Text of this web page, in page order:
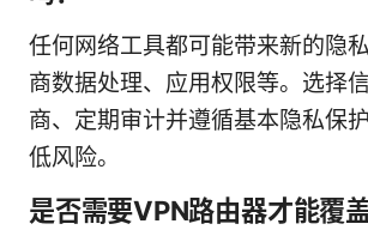
任何网络工具都可能带来新的隐
商数据处理、应用权限等。选择
商、定期审计并遵循基本隐私保
低风险。
是否需要VPN路由器才能覆盖